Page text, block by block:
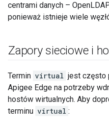
centrami danych –
ponieważ istnieje wiele
Zapory sieciowe i
Termin virtual jest często
Apigee Edge na potrzeby
hostów wirtualnych. Aby
terminu virtual :